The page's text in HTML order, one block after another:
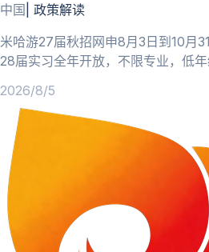
中国 政策解读
米哈游27届秋招网申8月3日到10月
28届实习全年开放，不限专业，低年
2026/8/5